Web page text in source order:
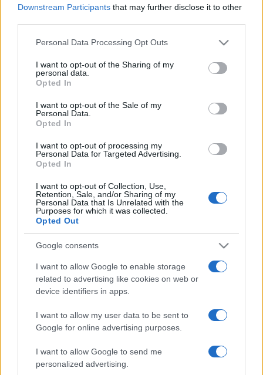
Downstream Participants that may further disclose it to other
Please note that this website/app uses one or more Google
not limited to your visit or usage behaviour. You may click to
grant or deny consent to Google and its third-party tags to
use your data for below specified purposes in below Google
consent section.
Personal Data Processing Opt Outs
I want to opt-out of the Sharing of my
personal data.
Opted In
I want to opt-out of the Sale of my
Personal Data.
Opted In
I want to opt-out of processing my
Personal Data for Targeted Advertising.
Opted In
I want to opt-out of Collection, Use,
Retention, Sale, and/or Sharing of my
Personal Data that Is Unrelated with the
Purposes for which it was collected.
Opted Out
Google consents
I want to allow Google to enable storage
related to advertising like cookies on web or
device identifiers in apps.
I want to allow my user data to be sent to
Google for online advertising purposes.
I want to allow Google to send me
personalized advertising.
Helyi hírek
másodfokúra csökken a riasztás
Országos hírek
Egyetem
HÍRDETÉS
HÍRDETÉS
LEGOLVASOTTABB
Szerdától rárajtolhatunk a jövő nyári
foci-Eb jegyeire